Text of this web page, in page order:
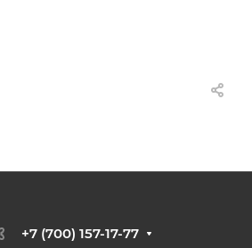
+7 (700) 157-17-77